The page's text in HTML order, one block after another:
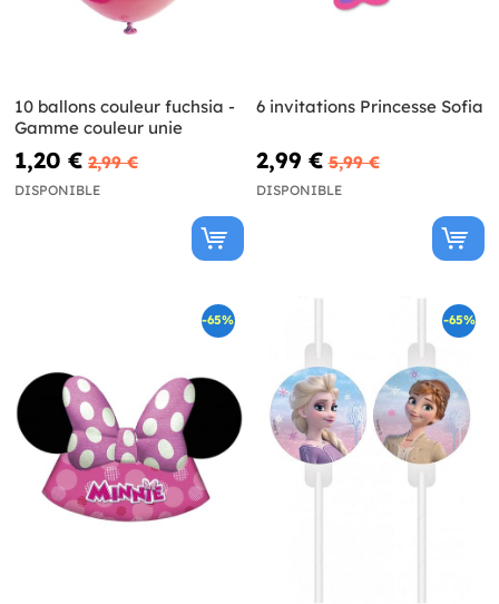
10 ballons couleur fuchsia -
Gamme couleur unie
1,20 € 2,99 €
DISPONIBLE
6 invitations Princesse Sofia
2,99 € 5,99 €
DISPONIBLE
-65% -65%